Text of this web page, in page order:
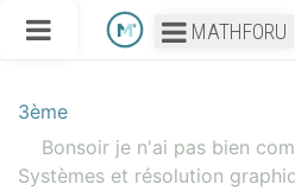
MATHFORU
3ème
Bonsoir je n'ai pas bien
Systèmes et résolution